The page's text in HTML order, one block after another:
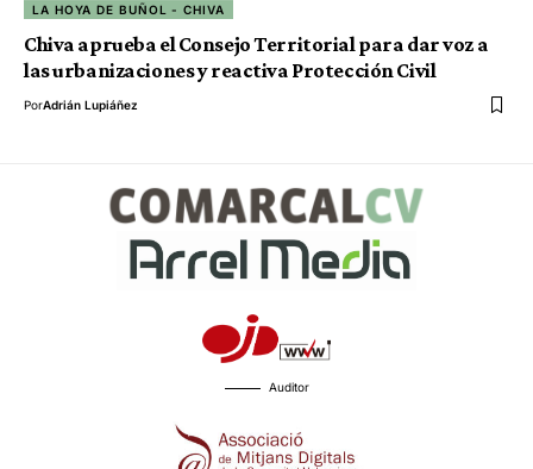
LA HOYA DE BUÑOL - CHIVA
Chiva aprueba el Consejo Territorial para dar voz a
las urbanizaciones y reactiva Protección Civil
PorAdrián Lupiáñez
Auditor